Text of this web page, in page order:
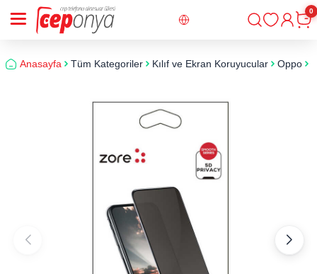
Giriş
0
Anasayfa Tüm Kategoriler Kılıf ve Ekran Koruyucular Oppo